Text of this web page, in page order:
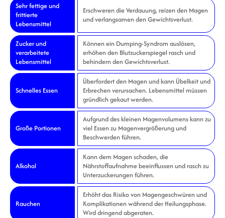
Sehr fettige und
frittierte
Lebensmittel
Erschweren die Verdauung, reizen den Magen
und verlangsamen den Gewichtsverlust.
Zucker und
verarbeitete
Lebensmittel
Können ein Dumping-Syndrom auslösen,
erhöhen den Blutzuckerspiegel rasch und
behindern den Gewichtsverlust.
Schnelles Essen
Überfordert den Magen und kann Übelkeit und
Erbrechen verursachen. Lebensmittel müssen
gründlich gekaut werden.
Große Portionen
Aufgrund des kleinen Magenvolumens kann zu
viel Essen zu Magenvergrößerung und
Beschwerden führen.
Alkohol
Kann dem Magen schaden, die
Nährstoffaufnahme beeinflussen und rasch zu
Unterzuckerungen führen.
Rauchen
Erhöht das Risiko von Magengeschwüren und
Komplikationen während der Heilungsphase.
Wird dringend abgeraten.